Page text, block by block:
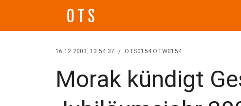
16.12.2003, 13:54:37 / OTS0154 OTW0154
Morak kündigt